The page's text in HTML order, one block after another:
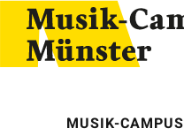
Skip
content
MUSIK-CAMPUS